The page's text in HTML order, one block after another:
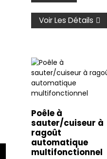
Voir Les Détails
Poêle à
sauter/cuiseur à
ragoût
automatique
multifonctionnel